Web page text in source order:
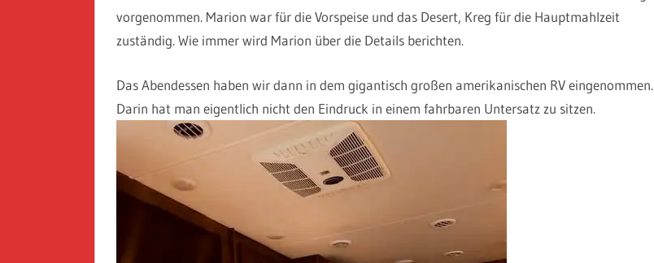
vorgenommen. Marion war für die Vorspeise und das Desert, Kreg für die Hauptmahlzeit
zuständig. Wie immer wird Marion über die Details berichten.
Das Abendessen haben wir dann in dem gigantisch großen amerikanischen RV eingenommen.
Darin hat man eigentlich nicht den Eindruck in einem fahrbaren Untersatz zu sitzen.